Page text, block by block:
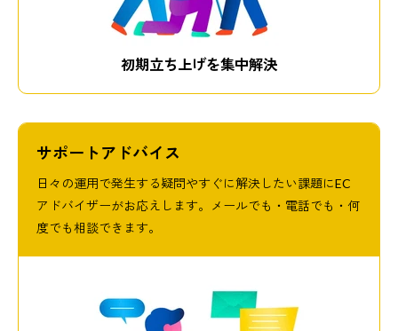
初期立ち上げを集中解決
サポートアドバイス
日々の運用で発生する疑問やすぐに解決したい課題にEC
アドバイザーがお応えします。メールでも・電話でも・何
度でも相談できます。